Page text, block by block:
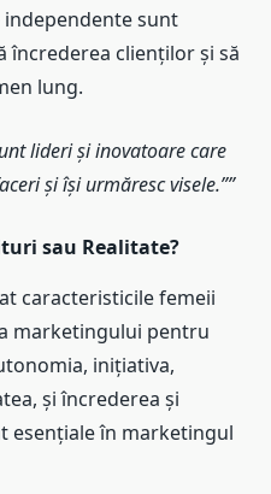
independente sunt
încrederea clienților și să
lung.
lideri și inovatoare care
și își urmăresc visele.”
sau Realitate?
caracteristicile femeii
marketingului pentru
inițiativa,
și încrederea și
esențiale în marketingul